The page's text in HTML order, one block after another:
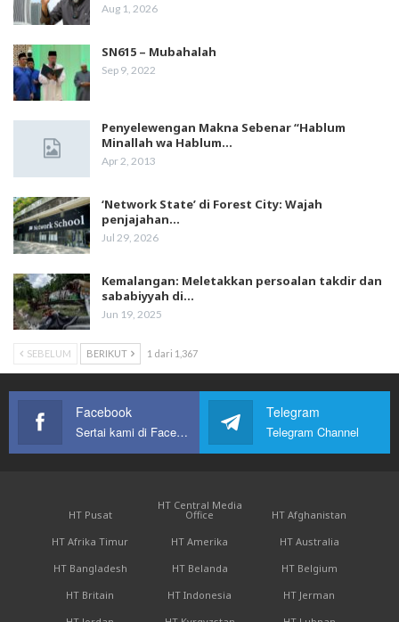
Aug 1, 2026
SN615 – Mubahalah
Sep 9, 2022
Penyelewengan Makna Sebenar “Hablum
Minallah wa Hablum…
Apr 2, 2013
‘Network State’ di Forest City: Wajah
penjajahan…
Jul 29, 2026
Kemalangan: Meletakkan persoalan takdir dan
sababiyyah di…
Jun 19, 2025
SEBELUM BERIKUT 1 dari 1,367
Facebook
Sertai kami di Facebook
Telegram
Telegram Channel
HT Pusat
HT Central Media
Office
HT Afghanistan
HT Afrika Timur
HT Amerika
HT Australia
HT Bangladesh
HT Belanda
HT Belgium
HT Britain
HT Indonesia
HT Jerman